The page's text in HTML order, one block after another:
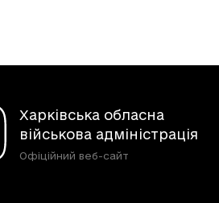
Харківська обласна
військова адміністрація
Офіційний веб-сайт